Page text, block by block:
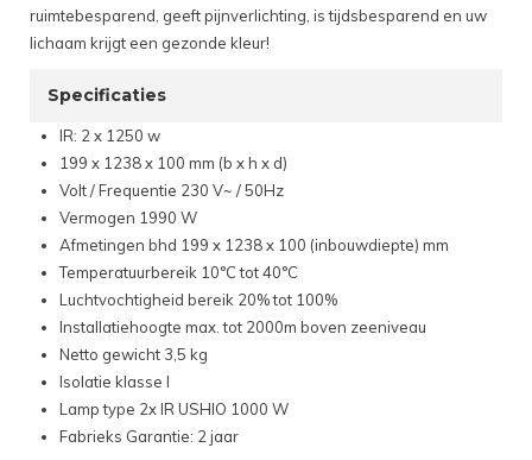
ruimtebesparend, geeft pijnverlichting, is tijdsbesparend en uw
lichaam krijgt een gezonde kleur!
Specificaties
IR: 2 x 1250 w
199 x 1238 x 100 mm (b x h x d)
Volt / Frequentie 230 V~ / 50Hz
Vermogen 1990 W
Afmetingen bhd 199 x 1238 x 100 (inbouwdiepte) mm
Temperatuurbereik 10°C tot 40°C
Luchtvochtigheid bereik 20% tot 100%
Installatiehoogte max. tot 2000m boven zeeniveau
Netto gewicht 3,5 kg
Isolatie klasse I
Lamp type 2x IR USHIO 1000 W
Fabrieks Garantie: 2 jaar